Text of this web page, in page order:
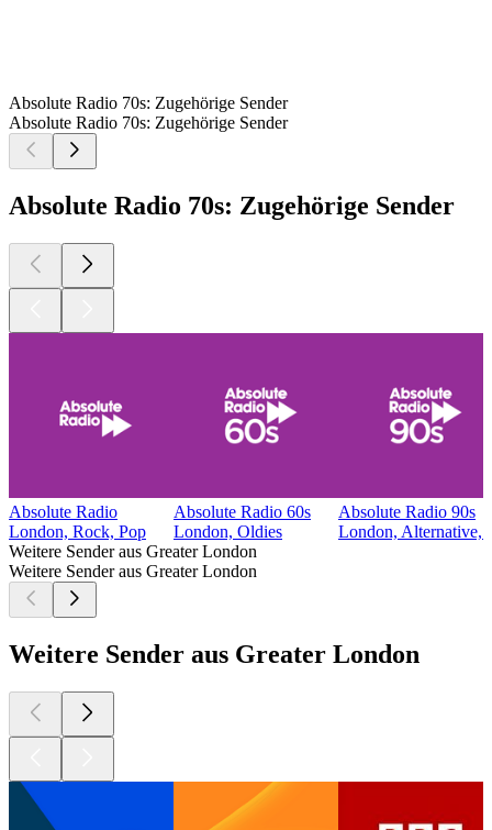
Absolute Radio 70s: Zugehörige Sender
Absolute Radio 70s: Zugehörige Sender
Absolute Radio 70s: Zugehörige Sender
Absolute Radio
London, Rock, Pop
Absolute Radio 60s
London, Oldies
Absolute Radio 90s
London, Alternative,
Weitere Sender aus Greater London
Weitere Sender aus Greater London
Weitere Sender aus Greater London